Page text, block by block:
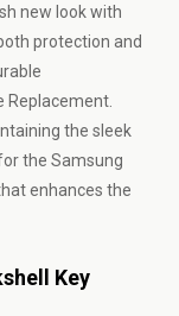
new look with
protection and
Replacement.
the sleek
the Samsung
enhances the
Key